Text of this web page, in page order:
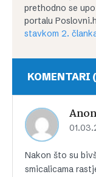
prethodno se
portalu
stavkom 2.
KOMENTARI
Nakon što su
smicalicama